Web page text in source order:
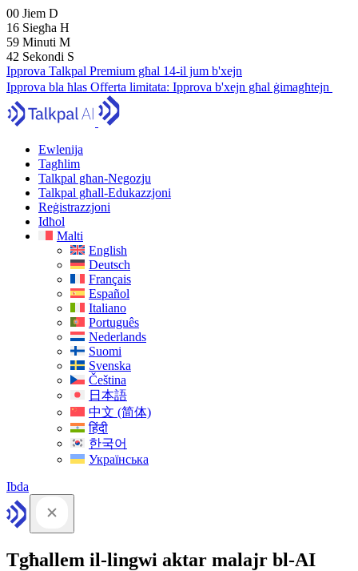
00 Jiem D
16 Siegħa H
59 Minuti M
41 Sekondi S
Ipprova Talkpal Premium għal 14-il jum b'xejn
Ipprova bla ħlas Offerta limitata: Ipprova b'xejn għal ġimagħtejn
Ewlenija
Tagħlim
Talkpal għan-Negozju
Talkpal għall-Edukazzjoni
Reġistrazzjoni
Idħol
Malti
English
Deutsch
Français
Español
Italiano
Português
Nederlands
Suomi
Svenska
Čeština
日本語
中文 (简体)
हिंदी
한국어
Українська
Ibda
Tgħallem il-lingwi aktar malajr bl-AI